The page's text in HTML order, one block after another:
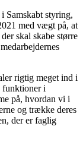
Samskabt styring,
med vægt på, at
skal skabe større
rigtig meget ind i
funktioner i
på, hvordan vi i
og trække deres
der er faglig